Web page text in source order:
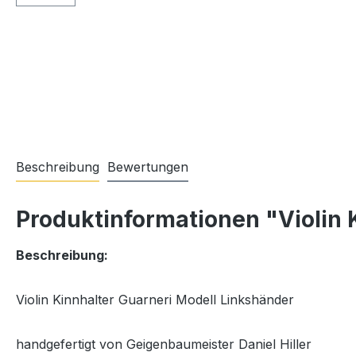
Beschreibung Bewertungen
Produktinformationen "Violin
Beschreibung:
Violin Kinnhalter Guarneri Modell Linkshänder
handgefertigt von Geigenbaumeister Daniel Hiller